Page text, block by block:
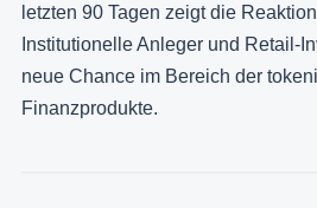
letzten 90 Tagen zeigt die
Institutionelle Anleger und Retail-
neue Chance im Bereich der
Finanzprodukte.